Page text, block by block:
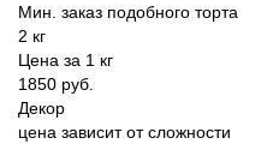
Мин. заказ подобного торта
2 кг
Цена за 1 кг
1850 руб.
Декор
цена зависит от сложности